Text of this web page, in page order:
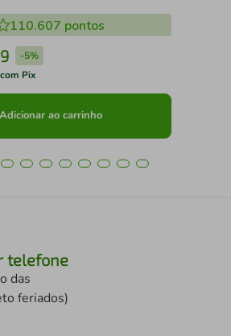
110.607 pontos
-5%
Pix
Adicionar ao carrinho
telefone
das
feriados)